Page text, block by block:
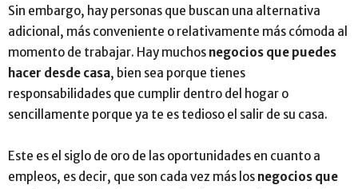
Sin embargo, hay personas que buscan una alternativa
adicional, más conveniente o relativamente más cómoda al
momento de trabajar. Hay muchos negocios que puedes
hacer desde casa, bien sea porque tienes
responsabilidades que cumplir dentro del hogar o
sencillamente porque ya te es tedioso el salir de su casa.
Este es el siglo de oro de las oportunidades en cuanto a
empleos, es decir, que son cada vez más los negocios que